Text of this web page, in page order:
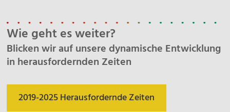
Wie geht es weiter?
Blicken wir auf unsere dynamische Entwicklung
in herausfordernden Zeiten
2019-2025 Herausfordernde Zeiten